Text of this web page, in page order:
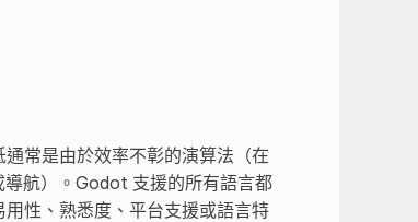
常是由於效率不彰的演算法（在
航）。Godot 支援的所有語言都
性、熟悉度、平台支援或語言特